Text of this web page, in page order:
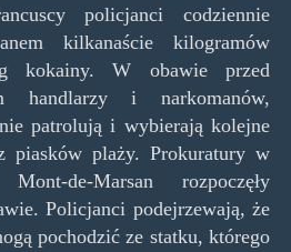
policjanci codziennie
kilkanaście kilogramów
kokainy. W obawie przed
handlarzy i narkomanów,
patrolują i wybierają kolejne
piasków plaży. Prokuratury w
de-Marsan rozpoczęły
Policjanci podejrzewają, że
pochodzić ze statku, którego